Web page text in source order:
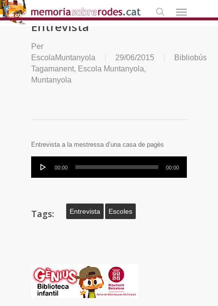
Skip
to
search
Menú
Entrevista
Per
EscolaMuntanyola
29/06/2015
Bibliobús
Tagamanent, Escola Muntanyola,
Muntanyola
Entrevista a la mestressa d’una casa de pagès
d'àudio
00:00 00:00
Tags: Entrevista Escoles